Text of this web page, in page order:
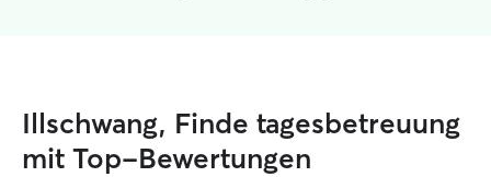
Illschwang, Finde tagesbetreuung
mit Top-Bewertungen